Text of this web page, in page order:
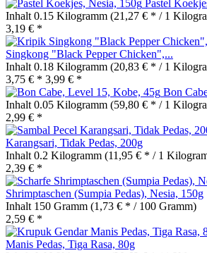
Pastel
Inhalt 0.15 Kilogramm (21,27 € * / 1
3,19 € *
Singkong "Black Pepper Chicken",...
Inhalt 0.18 Kilogramm (20,83 € * / 1
3,75 € * 3,99 € *
Bon
Inhalt 0.05 Kilogramm (59,80 € * / 1
2,99 € *
Karangsari, Tidak Pedas, 200g
Inhalt 0.2 Kilogramm (11,95 € * / 1
2,39 € *
Shrimptaschen (Sumpia Pedas), Nesia, 150g
Inhalt 150 Gramm (1,73 € * / 100 Gramm)
2,59 € *
Manis Pedas, Tiga Rasa, 80g